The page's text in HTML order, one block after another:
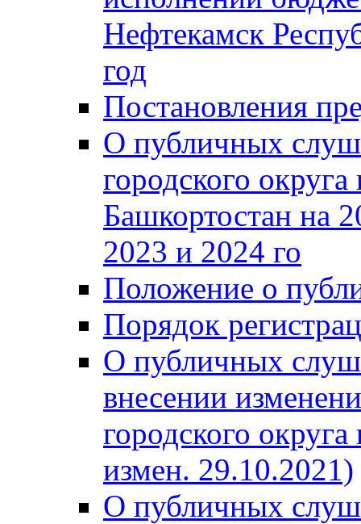
Нефтекамск
год
Постановления
О публичных
городского
Башкортостан на
2023 и 2024 го
Положение о
Порядок
О публичных
внесении
городского
измен. 29.10.2021)
О публичных